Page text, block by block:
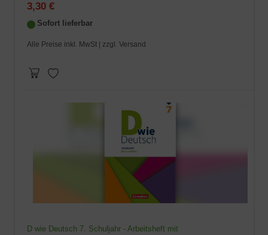
3,30 €
Sofort lieferbar
Alle Preise inkl. MwSt | zzgl. Versand
D wie Deutsch 7. Schuljahr - Arbeitsheft mit